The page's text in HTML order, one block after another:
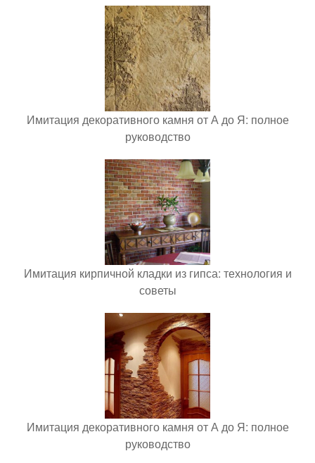
Имитация декоративного камня от А до Я: полное
руководство
Имитация кирпичной кладки из гипса: технология и
советы
Имитация декоративного камня от А до Я: полное
руководство